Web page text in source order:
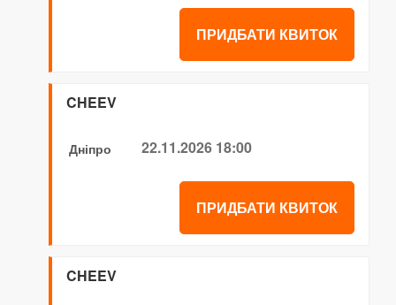
ПРИДБАТИ КВИТОК
CHEEV
Дніпро 22.11.2026 18:00
ПРИДБАТИ КВИТОК
CHEEV